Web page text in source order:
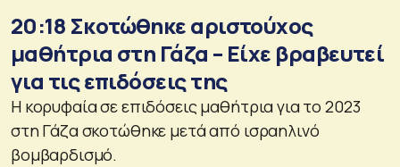
20:18 Σκοτώθηκε αριστούχος
μαθήτρια στη Γάζα – Είχε βραβευτεί
για τις επιδόσεις της
Η κορυφαία σε επιδόσεις μαθήτρια για το 2023
στη Γάζα σκοτώθηκε μετά από ισραηλινό
βομβαρδισμό.